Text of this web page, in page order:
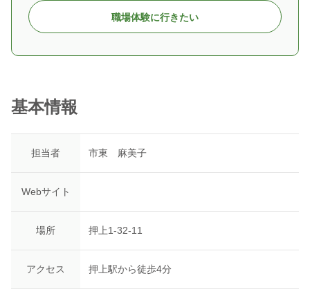
職場体験に行きたい
基本情報
担当者 市東 麻美子
Webサイト
場所 押上1-32-11
アクセス 押上駅から徒歩4分